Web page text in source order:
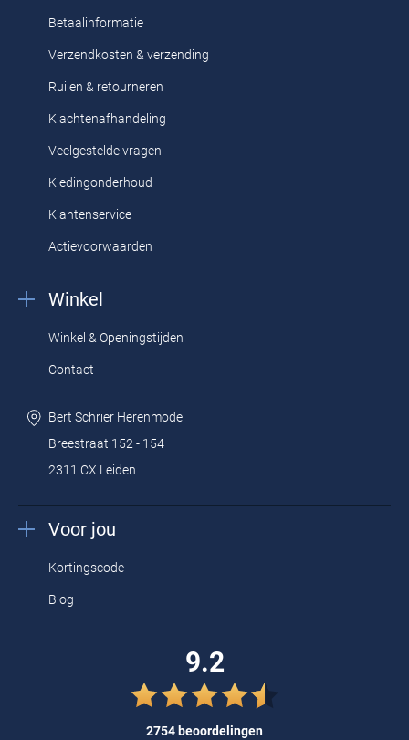
Betaalinformatie
Verzendkosten & verzending
Ruilen & retourneren
Klachtenafhandeling
Veelgestelde vragen
Kledingonderhoud
Klantenservice
Actievoorwaarden
Winkel
Winkel & Openingstijden
Contact
Bert Schrier Herenmode
Breestraat 152 - 154
2311 CX Leiden
Voor jou
Kortingscode
Blog
9.2
2754 beoordelingen